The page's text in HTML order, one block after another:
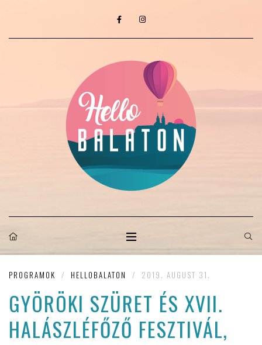
PROGRAMOK / HELLOBALATON / 2019. AUGUST 31.
GYÖRÖKI SZÜRET ÉS XVII.
HALÁSZLÉFŐZŐ FESZTIVÁL,